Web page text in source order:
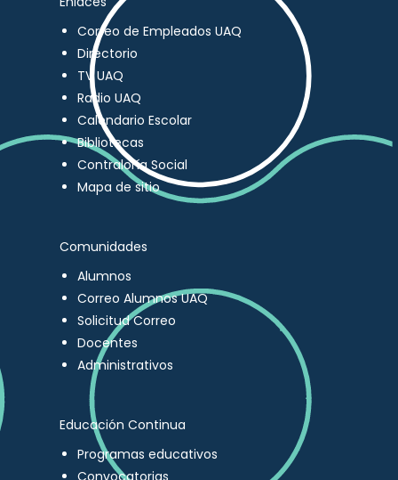
Correo de Empleados UAQ
Directorio
TV UAQ
Radio UAQ
Calendario Escolar
Bibliotecas
Contraloría Social
Mapa de sitio
Comunidades
Alumnos
Correo Alumnos UAQ
Solicitud Correo
Docentes
Administrativos
Educación Continua
Programas educativos
Convocatorias